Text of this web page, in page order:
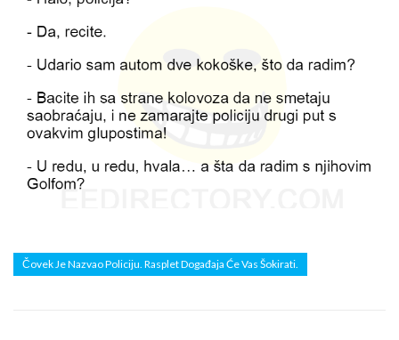
Čovek Je Nazvao Policiju. Rasplet Događaja Će Vas Šokirati.